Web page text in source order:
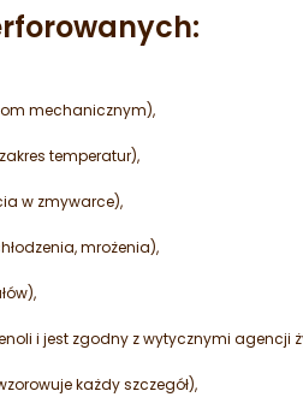
mechanicznym),
temperatur),
w zmywarce),
mrożenia),
i jest zgodny z wytycznymi agencji
każdy szczegół),